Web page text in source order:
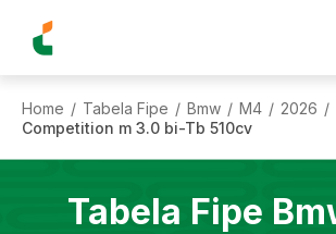
Home / Tabela Fipe / Bmw / M4 / 2026 /
Competition m 3.0 bi-Tb 510cv
Tabela Fipe